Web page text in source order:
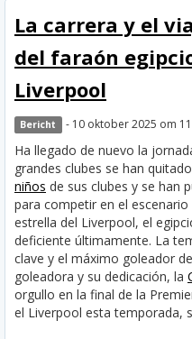
La carrera y el
del faraón
Liverpool
Bericht - 10 oktober 2025 om
Ha llegado de nuevo la
grandes clubes se han
niños de sus clubes y se han
para competir en el
estrella del Liverpool, el
deficiente últimamente. La
clave y el máximo goleador
goleadora y su dedicación, la
orgullo en la final de la
el Liverpool esta temporada,